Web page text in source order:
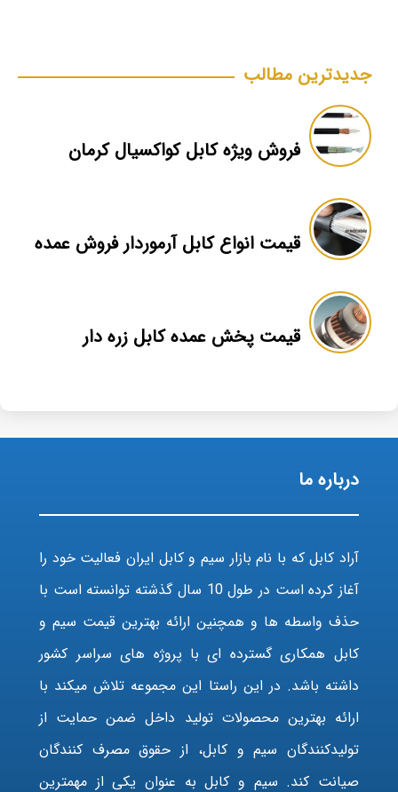
جدیدترین مطالب
فروش ویژه کابل کواکسیال کرمان
قیمت انواع کابل آرموردار فروش عمده
قیمت پخش عمده کابل زره دار
درباره ما
آراد کابل که با نام بازار سیم و کابل ایران فعالیت خود را
آغاز کرده است در طول 10 سال گذشته توانسته است با
حذف واسطه ها و همچنین ارائه بهترین قیمت سیم و
کابل همکاری گسترده ای با پروژه های سراسر کشور
داشته باشد. در این راستا این مجموعه تلاش میکند با
ارائه بهترین محصولات تولید داخل ضمن حمایت از
تولیدکنندگان سیم و کابل، از حقوق مصرف کنندگان
صیانت کند. سیم و کابل به عنوان یکی از مهمترین